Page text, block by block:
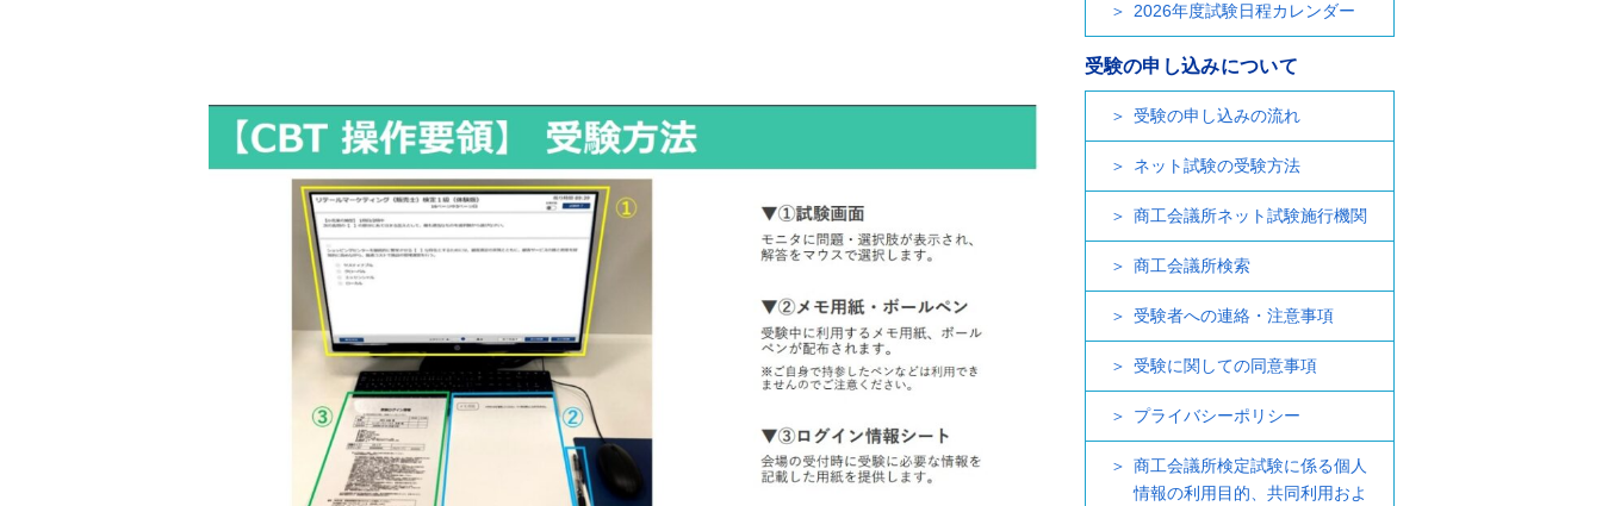
2026年度試験日程カレンダー
受験の申し込みについて
受験の申し込みの流れ
ネット試験の受験方法
商工会議所ネット試験施行機関
商工会議所検索
受験者への連絡・注意事項
受験に関しての同意事項
プライバシーポリシー
商工会議所検定試験に係る個人
情報の利用目的、共同利用およ